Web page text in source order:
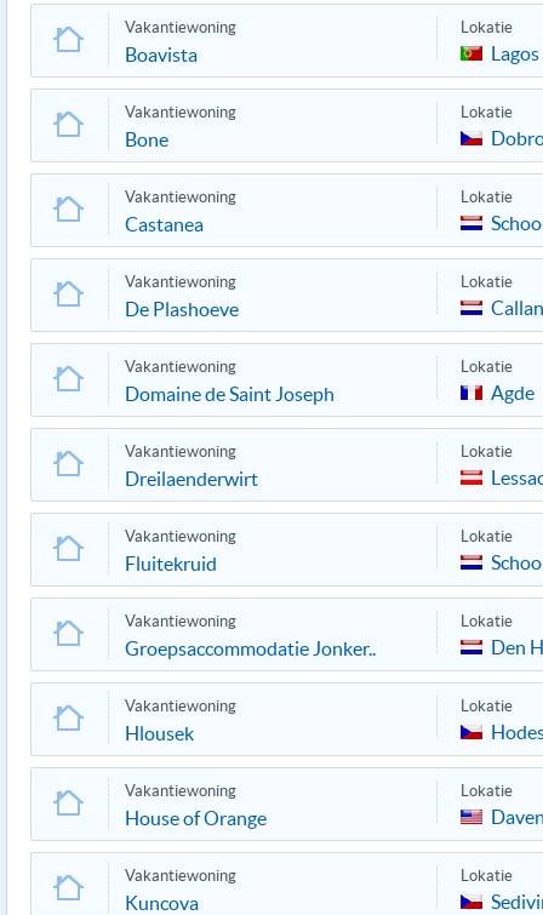
Vakantiewoning
Boavista
Lokatie
Lagos
Vakantiewoning
Bone
Lokatie
Vakantiewoning
Castanea
Lokatie
Vakantiewoning
De Plashoeve
Lokatie
Vakantiewoning
Domaine de Saint Joseph
Lokatie
Agde
Vakantiewoning
Dreilaenderwirt
Lokatie
Vakantiewoning
Fluitekruid
Lokatie
Vakantiewoning
Groepsaccommodatie Jonker..
Lokatie
Den
Vakantiewoning
Hlousek
Lokatie
Vakantiewoning
House of Orange
Lokatie
Vakantiewoning
Kuncova
Lokatie